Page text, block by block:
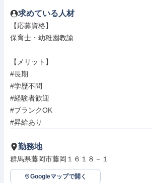
求めている人材
【応募資格】
保育士・幼稚園教諭
【メリット】
#長期
#学歴不問
#経験者歓迎
#ブランクOK
#昇給あり
勤務地
群馬県藤岡市藤岡１６１８－１
Googleマップで開く